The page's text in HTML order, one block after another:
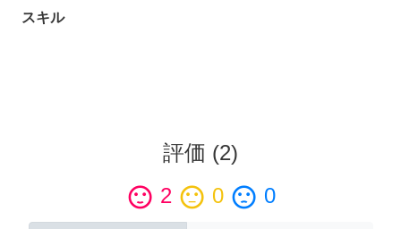
スキル
評価 (2)
sentiment_satisfied 2 sentiment_neutral 0 sentiment_dissatisfied 0